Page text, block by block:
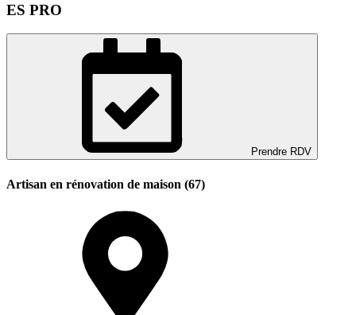
ES PRO
Prendre RDV
Artisan en rénovation de maison (67)